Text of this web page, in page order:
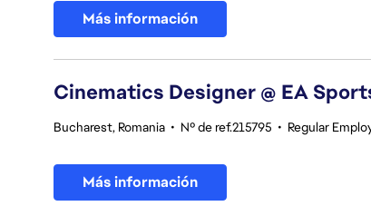
Más información
Cinematics Designer @ EA
Bucharest, Romania • Nº de ref.215795 • Regular
Más información